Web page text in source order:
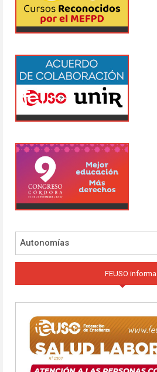
Autonomías
FEUSO informa